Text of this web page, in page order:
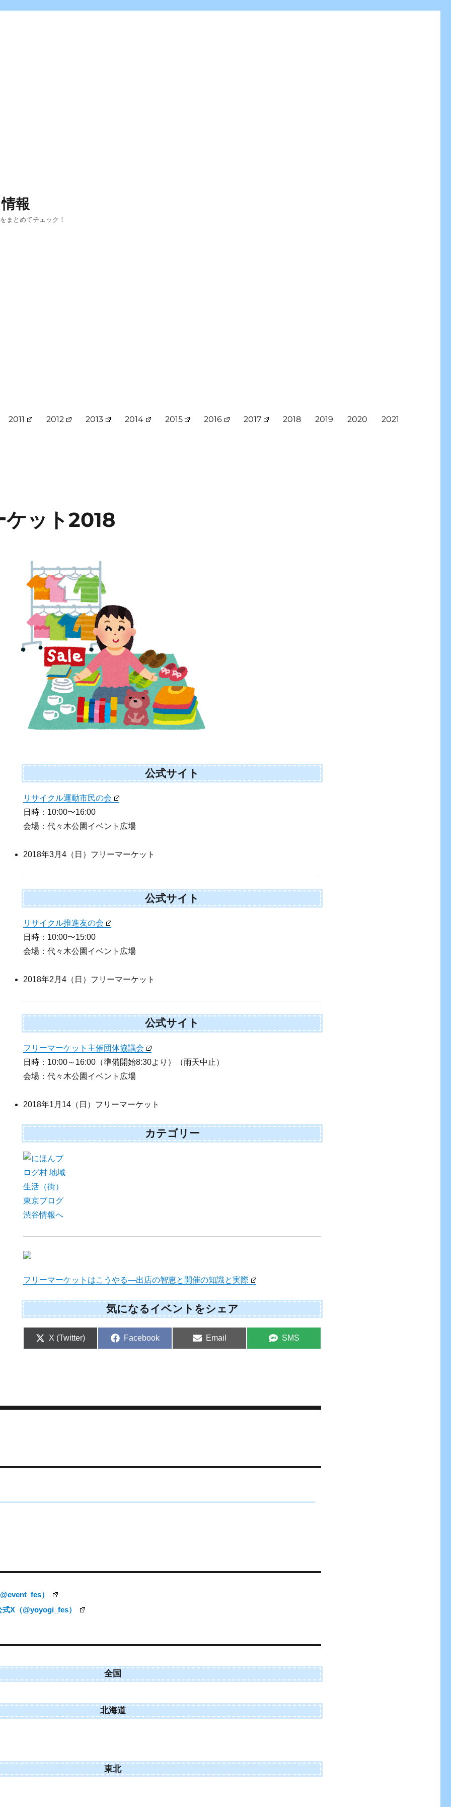
報
まとめてチェック！
2011 2012 2013 2014 2015 2016 2017 2018 2019 2020 2021
ケット2018
公式サイト
リサイクル運動市民の会
日時：10:00〜16:00
会場：代々木公園イベント広場
2018年3月4（日）フリーマーケット
公式サイト
リサイクル推進友の会
日時：10:00〜15:00
会場：代々木公園イベント広場
2018年2月4（日）フリーマーケット
公式サイト
フリーマーケット主催団体協議会
日時：10:00～16:00（準備開始8:30より）（雨天中止）
会場：代々木公園イベント広場
2018年1月14（日）フリーマーケット
カテゴリー
フリーマーケットはこうやる―出店の智恵と開催の知識と実際
気になるイベントをシェア
Share
X (Twitter)
Share
Facebook
Share
Email
Share
SMS
）
X（@yoyogi_fes）
全国
北海道
東北